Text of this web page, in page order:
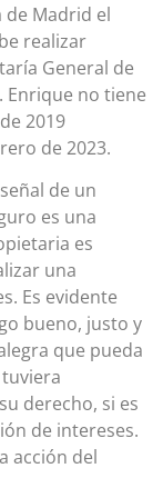
de Madrid el
realizar
General de
Enrique no tiene
2019
de 2023.
de un
es una
es
una
Es evidente
bueno, justo y
que pueda
derecho, si es
de intereses.
acción del